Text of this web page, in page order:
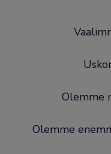
Olemme
Olemme